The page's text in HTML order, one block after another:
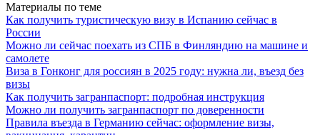
Материалы по теме
Как получить туристическую визу в Испанию сейчас в
России
Можно ли сейчас поехать из СПБ в Финляндию на машине и
самолете
Виза в Гонконг для россиян в 2025 году: нужна ли, въезд без
визы
Как получить загранпаспорт: подробная инструкция
Можно ли получить загранпаспорт по доверенности
Правила въезда в Германию сейчас: оформление визы,